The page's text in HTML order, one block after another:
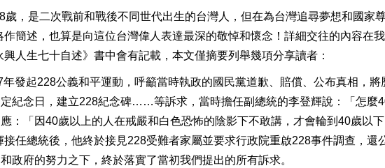
，是二次戰前和戰後不同世代出生的台灣人，但在為台灣追尋夢想和國家
簡述，也算是向這位台灣偉人表達最深的敬悼和懷念！詳細交往的內容在
人生七十自述》書中會有記載，本文僅摘要列舉幾項分享讀者：
年發起228公義和平運動，呼籲當時執政的國民黨道歉、賠償、公布真相，將
紀念日，建立228紀念碑……等訴求，當時擔任副總統的李登輝說：「怎麼
「因40歲以上的人在戒嚴和白色恐怖的陰影下不敢講，才會輪到40歲以
任總統後，他終於接見228受難者家屬並要求行政院重啟228事件調查，還
政府的努力之下，終於落實了當初我們提出的所有訴求。